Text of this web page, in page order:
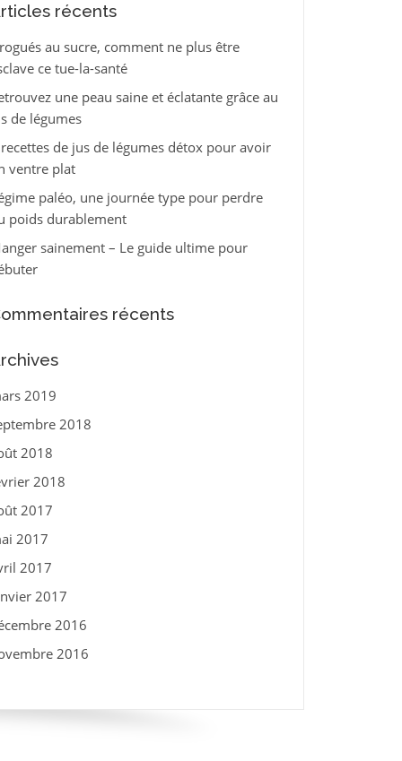
récents
au sucre, comment ne plus être
ce tue-la-santé
une peau saine et éclatante grâce au
de légumes
de jus de légumes détox pour avoir
ventre plat
paléo, une journée type pour perdre
poids durablement
sainement – Le guide ultime pour
récents
2019
2018
2018
2018
2017
2017
2017
2017
2016
2016